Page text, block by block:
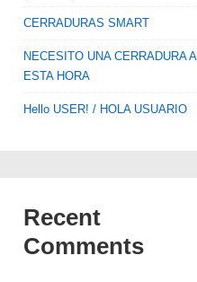
CERRADURAS SMART
NECESITO UNA CERRADURA A
ESTA HORA
Hello USER! / HOLA USUARIO
Recent
Comments